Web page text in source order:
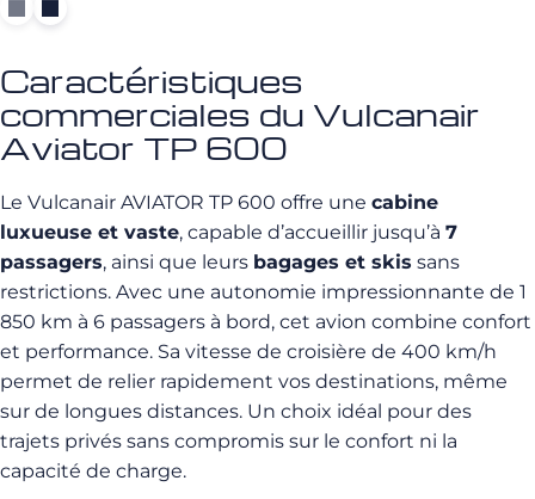
Caractéristiques
commerciales du Vulcanair
Aviator TP 600
Le Vulcanair AVIATOR TP 600 offre une cabine
luxueuse et vaste, capable d’accueillir jusqu’à 7
passagers, ainsi que leurs bagages et skis sans
restrictions. Avec une autonomie impressionnante de 1
850 km à 6 passagers à bord, cet avion combine confort
et performance. Sa vitesse de croisière de 400 km/h
permet de relier rapidement vos destinations, même
sur de longues distances. Un choix idéal pour des
trajets privés sans compromis sur le confort ni la
capacité de charge.